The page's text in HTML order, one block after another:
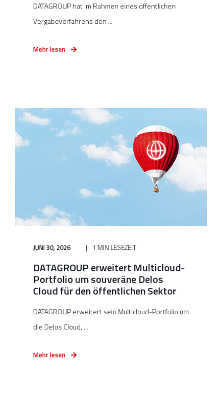
DATAGROUP hat im Rahmen eines öffentlichen
Vergabeverfahrens den ...
Mehr lesen
JUNI 30, 2026 1 MIN LESEZEIT
DATAGROUP erweitert Multicloud-
Portfolio um souveräne Delos
Cloud für den öffentlichen Sektor
DATAGROUP erweitert sein Multicloud-Portfolio um
die Delos Cloud, ...
Mehr lesen